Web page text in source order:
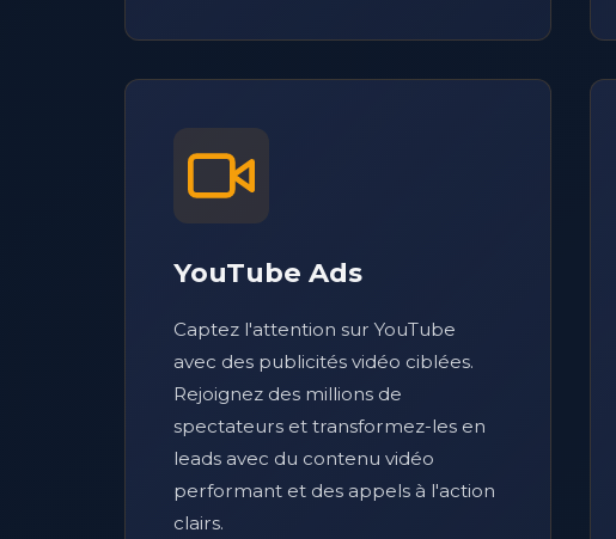
YouTube Ads
Captez l'attention sur YouTube
avec des publicités vidéo ciblées.
Rejoignez des millions de
spectateurs et transformez-les en
leads avec du contenu vidéo
performant et des appels à l'action
clairs.